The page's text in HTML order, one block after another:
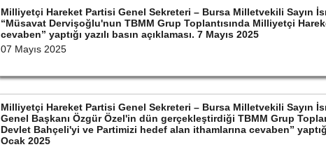
Milliyetçi Hareket Partisi Genel Sekreteri – Bursa Milletvekili Sayın
“Müsavat Dervişoğlu'nun TBMM Grup Toplantısında Milliyetçi
cevaben” yaptığı yazılı basın açıklaması. 7 Mayıs 2025
07 Mayıs 2025
Milliyetçi Hareket Partisi Genel Sekreteri – Bursa Milletvekili Sayın
Genel Başkanı Özgür Özel'in dün gerçekleştirdiği TBMM Grup
Devlet Bahçeli'yi ve Partimizi hedef alan ithamlarına cevaben” yaptığı
Ocak 2025